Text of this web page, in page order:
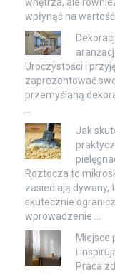
wnętrza, ale
wpłynąć na
Uroczystości i
zaprezentować
przemyślaną
…
Jak
Roztocza to
zasiedlają dywany,
skutecznie
wprowadzenie …
Miejsce
i
Praca